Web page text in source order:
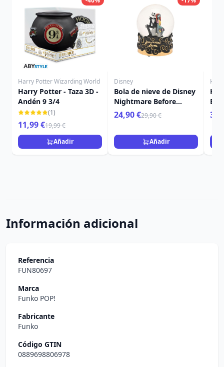
Harry Potter Wizarding World
Harry Potter - Taza 3D -
Andén 9 3/4
(1)
11,99 €19,99 €
Añadir
Disney
Bola de nieve de Disney
Nightmare Before
Christmas
24,90 €29,90 €
Añadir
Información adicional
Referencia
FUN80697
Marca
Funko POP!
Fabricante
Funko
Código GTIN
0889698806978